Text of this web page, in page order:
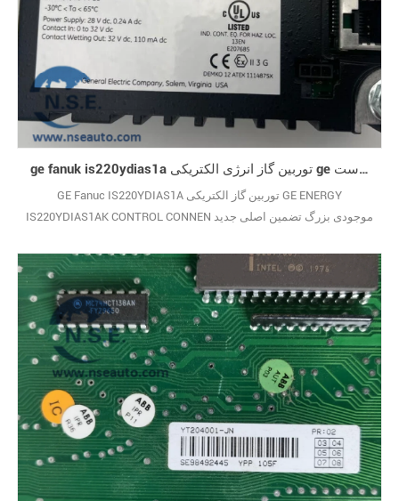
ge fanuk is220ydias1a توربین گاز انرژی الکتریکی ge انرژی است components220ydias1ak control
GE Fanuc IS220YDIAS1A توربین گاز الکتریکی GE ENERGY
IS220YDIAS1AK CONTROL CONNEN موجودی بزرگ تضمین اصلی جدید